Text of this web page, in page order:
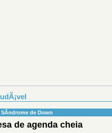
de Down
de agenda cheia